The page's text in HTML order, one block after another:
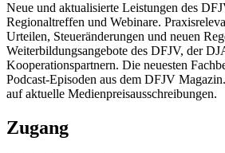
Neue und aktualisierte Leistungen des
Regionaltreffen und Webinare.
Urteilen, Steueränderungen und neuen
Weiterbildungsangebote des DFJV, der
Kooperationspartnern. Die neuesten
Podcast-Episoden aus dem DFJV
auf aktuelle Medienpreisausschreibungen.
Zugang